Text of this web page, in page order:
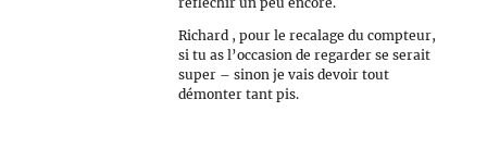
Richard , pour le recalage du compteur,
si tu as l’occasion de regarder se serait
super – sinon je vais devoir tout
démonter tant pis.